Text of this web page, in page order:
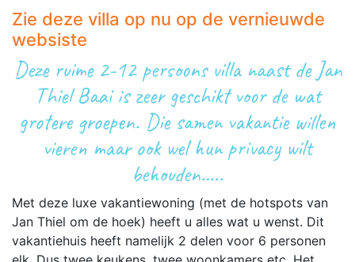
Zie deze villa op nu op de vernieuwde
websiste
Deze ruime 2-12 persoons villa naast de Jan
Thiel Baai is zeer geschikt voor de wat
grotere groepen. Die samen vakantie willen
vieren maar ook wel hun privacy wilt
behouden…..
Met deze luxe vakantiewoning (met de hotspots van
Jan Thiel om de hoek) heeft u alles wat u wenst. Dit
vakantiehuis heeft namelijk 2 delen voor 6 personen
elk. Dus twee keukens, twee woonkamers etc. Het